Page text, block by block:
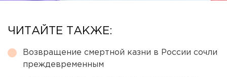
ЧИТАЙТЕ ТАКЖЕ:
Возвращение смертной казни в России сочли
преждевременным